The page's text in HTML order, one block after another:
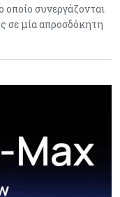
συνεργάζονται
σε μία απροσδόκητη